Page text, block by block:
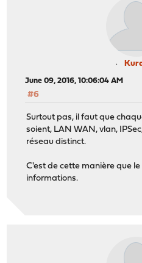
June 09, 2016, 10:06:04 AM
#6
Surtout pas, il faut que
soient, LAN WAN, vlan,
réseau distinct.
C'est de cette manière que
informations.